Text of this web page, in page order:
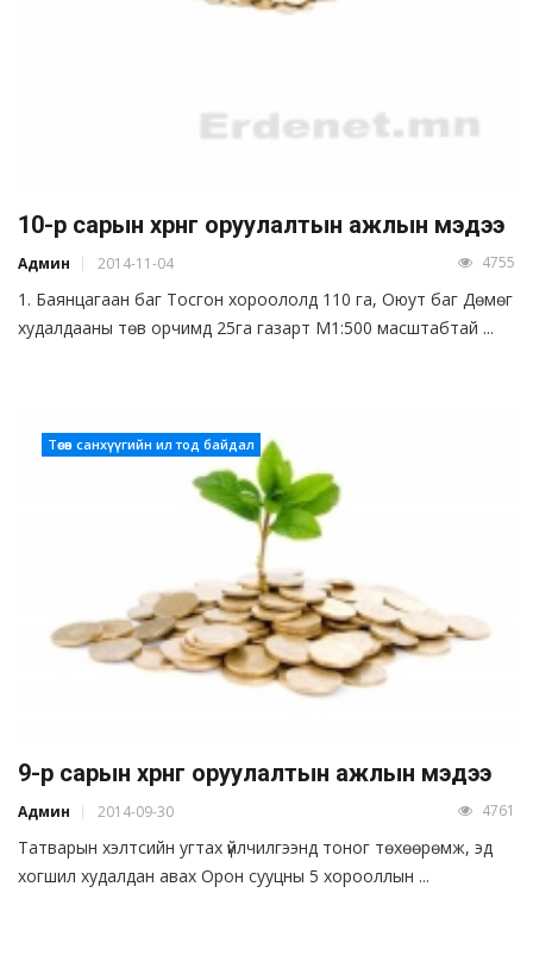
10-р сарын хөрөнгө оруулалтын ажлын мэдээ
Админ 2014-11-04 4755
1. Баянцагаан баг Тосгон хороололд 110 га, Оюут баг Дөмөг
худалдааны төв орчимд 25га газарт М1:500 масштабтай ...
Төсөв санхүүгийн ил тод байдал
9-р сарын хөрөнгө оруулалтын ажлын мэдээ
Админ 2014-09-30 4761
Татварын хэлтсийн угтах үйлчилгээнд тоног төхөөрөмж, эд
хогшил худалдан авах Орон сууцны 5 хорооллын ...